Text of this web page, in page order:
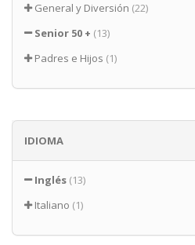
General y Diversión (22)
Senior 50 + (13)
Padres e Hijos (1)
IDIOMA
Inglés (13)
Italiano (1)